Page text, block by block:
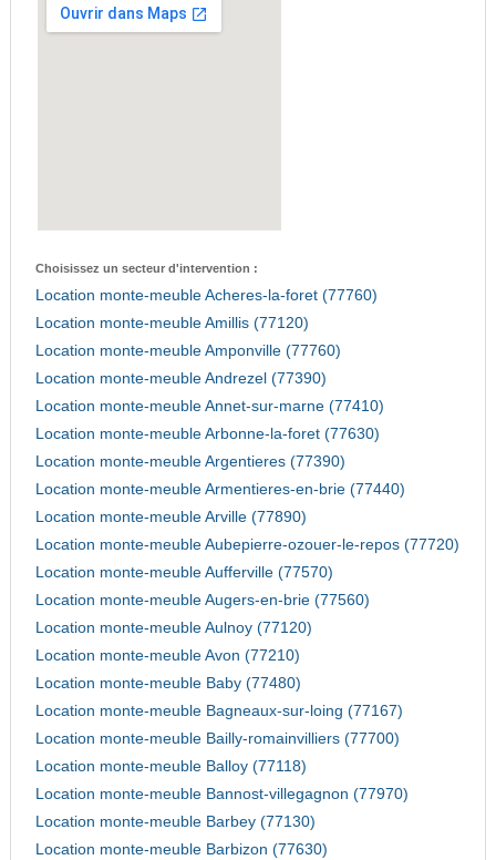
Choisissez un secteur d'intervention :
Location monte-meuble Acheres-la-foret (77760)
Location monte-meuble Amillis (77120)
Location monte-meuble Amponville (77760)
Location monte-meuble Andrezel (77390)
Location monte-meuble Annet-sur-marne (77410)
Location monte-meuble Arbonne-la-foret (77630)
Location monte-meuble Argentieres (77390)
Location monte-meuble Armentieres-en-brie (77440)
Location monte-meuble Arville (77890)
Location monte-meuble Aubepierre-ozouer-le-repos (77720)
Location monte-meuble Aufferville (77570)
Location monte-meuble Augers-en-brie (77560)
Location monte-meuble Aulnoy (77120)
Location monte-meuble Avon (77210)
Location monte-meuble Baby (77480)
Location monte-meuble Bagneaux-sur-loing (77167)
Location monte-meuble Bailly-romainvilliers (77700)
Location monte-meuble Balloy (77118)
Location monte-meuble Bannost-villegagnon (77970)
Location monte-meuble Barbey (77130)
Location monte-meuble Barbizon (77630)